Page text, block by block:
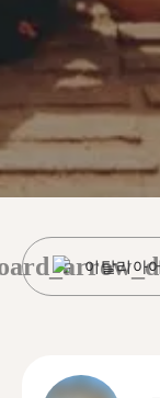
이탈리아